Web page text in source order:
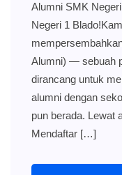
Alumni SMK
Negeri 1
Alumni) — sebuah
dirancang untuk
alumni dengan
pun berada. Lewat
Mendaftar […]